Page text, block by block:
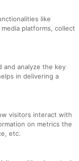
like
platforms, collect
and analyze the key
in delivering a
visitors interact with
on metrics the
etc.